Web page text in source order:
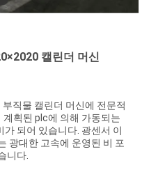
캘린더 머신
직물 캘린더 머신에 전문적
계획된 plc에 의해 가동되는
되어 있습니다. 광센서 이
광대한 고속에 운영된 비 포
니다.